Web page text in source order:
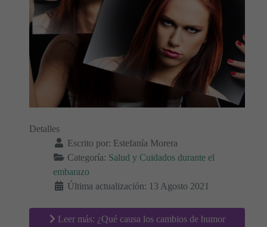
Detalles
Escrito por: Estefanía Morera
Categoría: Salud y Cuidados durante el
embarazo
Última actualización: 13 Agosto 2021
Leer más: ¿Qué causa los cambios de humor